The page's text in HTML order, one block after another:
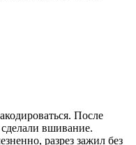
После
вшивание.
разрез зажил без